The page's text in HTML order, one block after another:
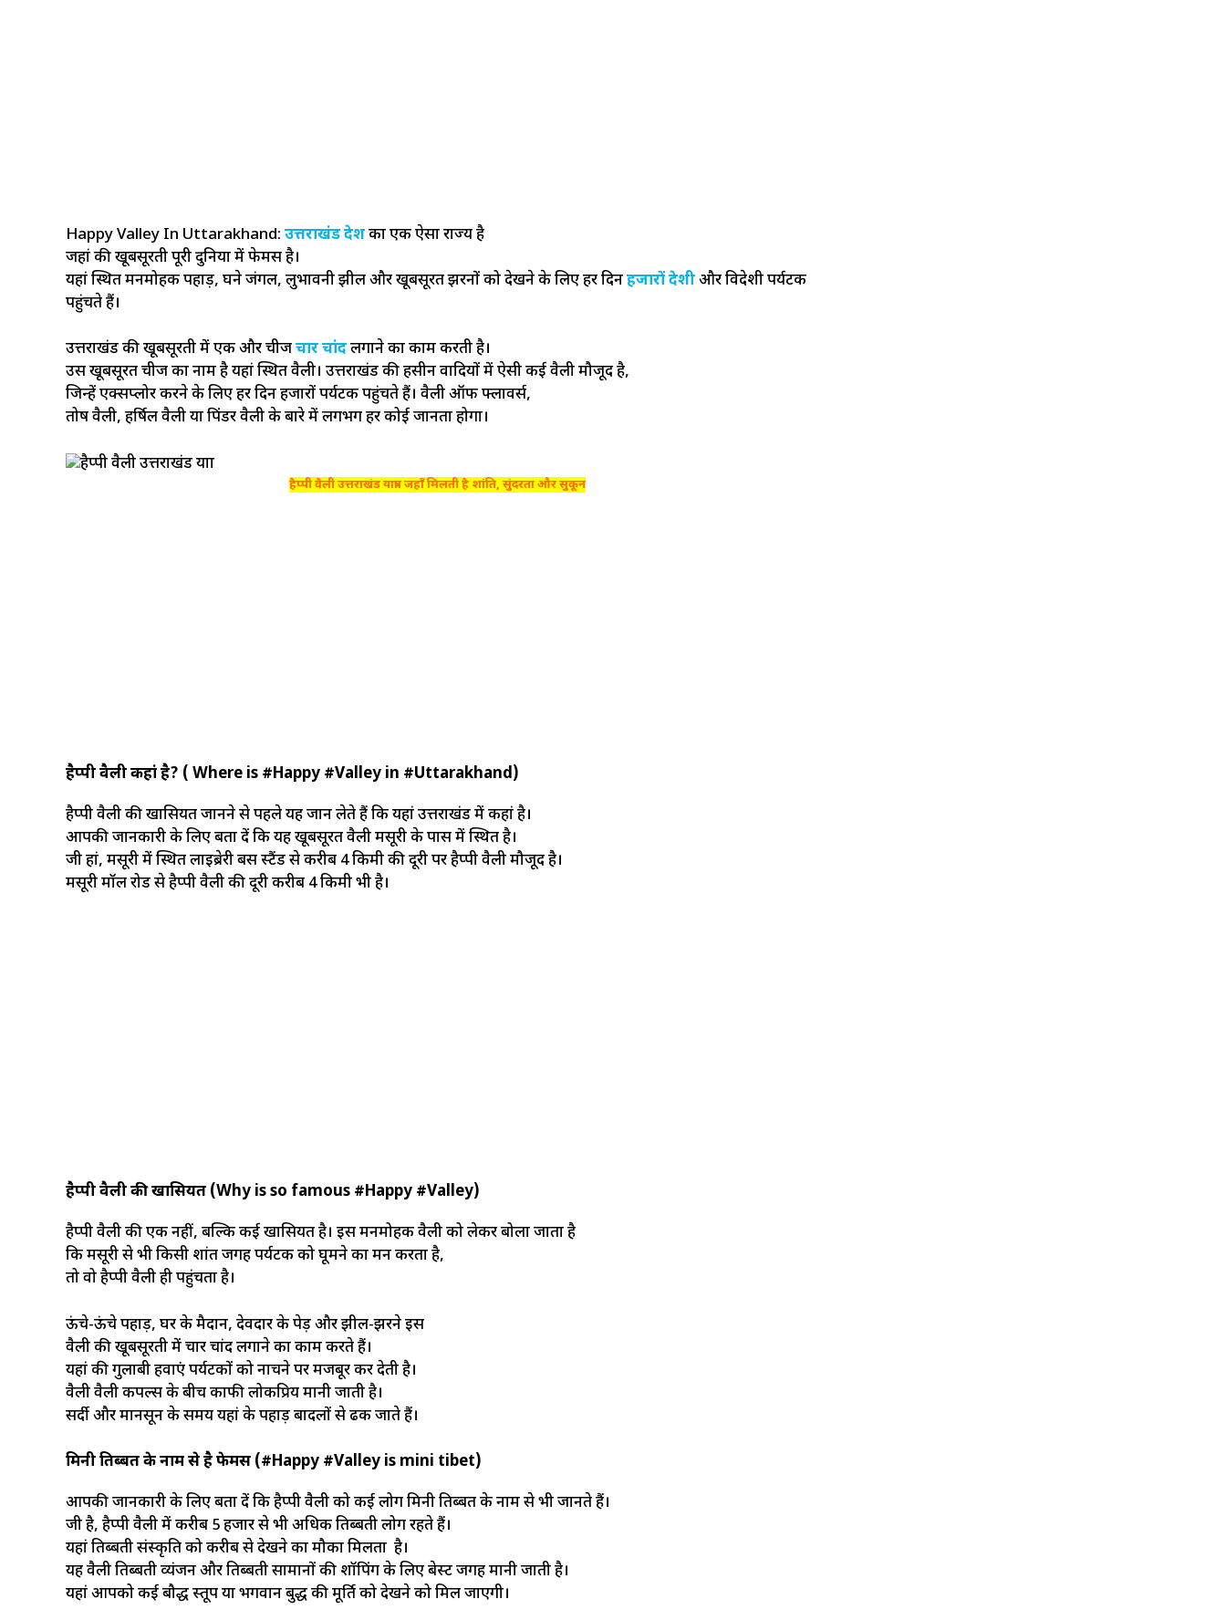
Happy Valley In Uttarakhand: उत्तराखंड देशका एक ऐसा राज्य है
जहां की खूबसूरती पूरी दुनिया में फेमस है।
यहां स्थित मनमोहक पहाड़, घने जंगल, लुभावनी झील और खूबसूरत झरनों को देखने के लिए हर दिनहजारों देशीऔर विदेशी पर्यटक
पहुंचते हैं।
उत्तराखंड की खूबसूरती में एक और चीजचार चांदलगाने का काम करती है।
उस खूबसूरत चीज का नाम है यहां स्थित वैली। उत्तराखंड की हसीन वादियों में ऐसी कई वैली मौजूद है,
जिन्हें एक्सप्लोर करने के लिए हर दिन हजारों पर्यटक पहुंचते हैं। वैली ऑफ फ्लावर्स,
तोष वैली, हर्षिल वैली या पिंडर वैली के बारे में लगभग हर कोई जानता होगा।
हैप्पी वैली उत्तराखंड यात्रा: जहाँ मिलती है शांति, सुंदरता और सुकून
हैप्पी वैली कहां है? ( Where is #Happy #Valley in #Uttarakhand)
हैप्पी वैली की खासियत जानने से पहले यह जान लेते हैं कि यहां उत्तराखंड में कहां है।
आपकी जानकारी के लिए बता दें कि यह खूबसूरत वैली मसूरी के पास में स्थित है।
जी हां, मसूरी में स्थित लाइब्रेरी बस स्टैंड से करीब 4 किमी की दूरी पर हैप्पी वैली मौजूद है।
मसूरी मॉल रोड से हैप्पी वैली की दूरी करीब 4 किमी भी है।
हैप्पी वैली की खासियत (Why is so famous #Happy #Valley)
हैप्पी वैली की एक नहीं, बल्कि कई खासियत है। इस मनमोहक वैली को लेकर बोला जाता है
कि मसूरी से भी किसी शांत जगह पर्यटक को घूमने का मन करता है,
तो वो हैप्पी वैली ही पहुंचता है।
ऊंचे-ऊंचे पहाड़, घर के मैदान, देवदार के पेड़ और झील-झरने इस
वैली की खूबसूरती में चार चांद लगाने का काम करते हैं।
यहां की गुलाबी हवाएं पर्यटकों को नाचने पर मजबूर कर देती है।
वैली वैली कपल्स के बीच काफी लोकप्रिय मानी जाती है।
सर्दी और मानसून के समय यहां के पहाड़ बादलों से ढक जाते हैं।
मिनी तिब्बत के नाम से है फेमस (#Happy #Valley is mini tibet)
आपकी जानकारी के लिए बता दें कि हैप्पी वैली को कई लोग मिनी तिब्बत के नाम से भी जानते हैं।
जी है, हैप्पी वैली में करीब 5 हजार से भी अधिक तिब्बती लोग रहते हैं।
यहां तिब्बती संस्कृति को करीब से देखने का मौका मिलता है।
यह वैली तिब्बती व्यंजन और तिब्बती सामानों की शॉपिंग के लिए बेस्ट जगह मानी जाती है।
यहां आपको कई बौद्ध स्तूप या भगवान बुद्ध की मूर्ति को देखने को मिल जाएगी।